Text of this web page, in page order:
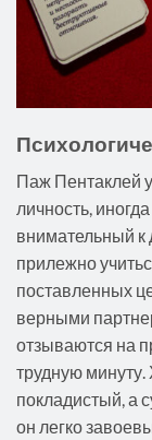
Паж Пентаклей
личность,
внимательный
прилежно
поставленных
верными
отзываются на
трудную минуту.
покладистый, а
он легко